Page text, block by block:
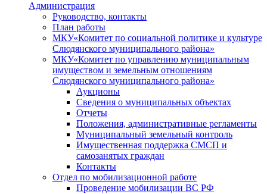
Администрация
Руководство, контакты
План работы
МКУ«Комитет по социальной политике и культуре
Слюдянского муниципального района»
МКУ«Комитет по управлению муниципальным
имуществом и земельным отношениям
Слюдянского муниципального района»
Аукционы
Сведения о муниципальных объектах
Отчеты
Положения, административные регламенты
Муниципальный земельный контроль
Имущественная поддержка СМСП и
самозанятых граждан
Контакты
Отдел по мобилизационной работе
Проведение мобилизации ВС РФ